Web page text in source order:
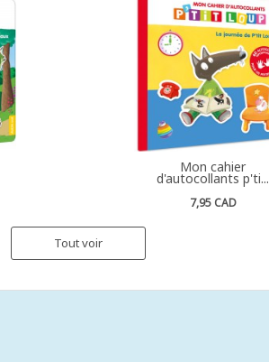
Mon cahier
d'autocollants p'ti...
7,95 CAD
Tout voir